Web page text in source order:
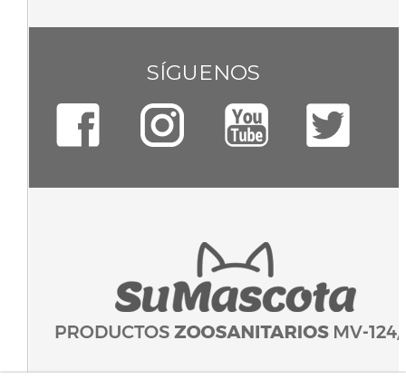
SÍGUENOS